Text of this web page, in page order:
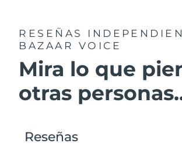
RESEÑAS
BAZAAR VOICE
Mira lo que
otras